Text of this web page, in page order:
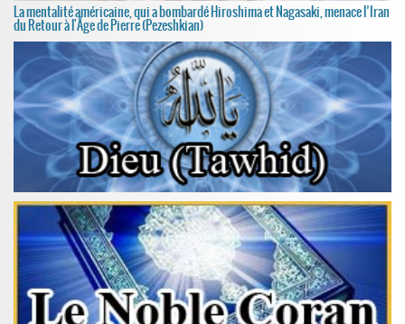
La mentalité américaine, qui a bombardé Hiroshima et Nagasaki, menace l’Iran
du Retour à l'Âge de Pierre (Pezeshkian)